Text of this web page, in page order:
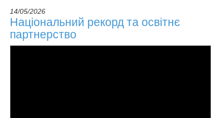
14/05/2026
Національний рекорд та освітнє
партнерство